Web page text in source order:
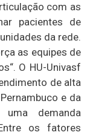
com as
pacientes de
da rede.
as equipes de
O HU-Univasf
de alta
e da
uma demanda
os fatores